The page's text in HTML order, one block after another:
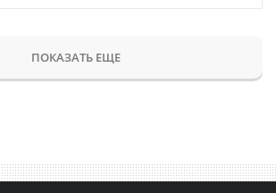
ПОКАЗАТЬ ЕЩЕ